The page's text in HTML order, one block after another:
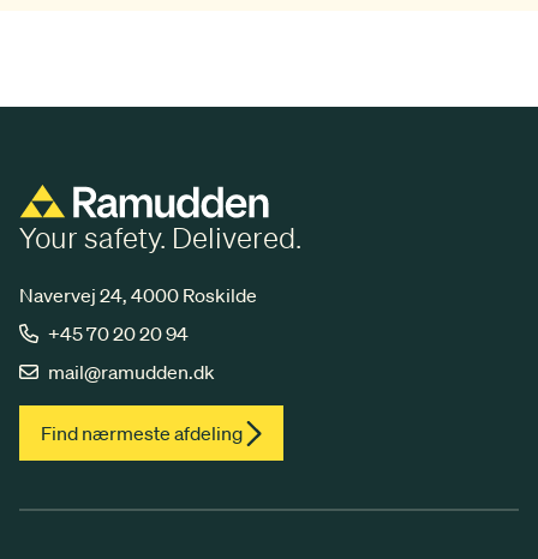
Your safety. Delivered.
Navervej 24, 4000 Roskilde
+45 70 20 20 94
mail@ramudden.dk
Find nærmeste afdeling